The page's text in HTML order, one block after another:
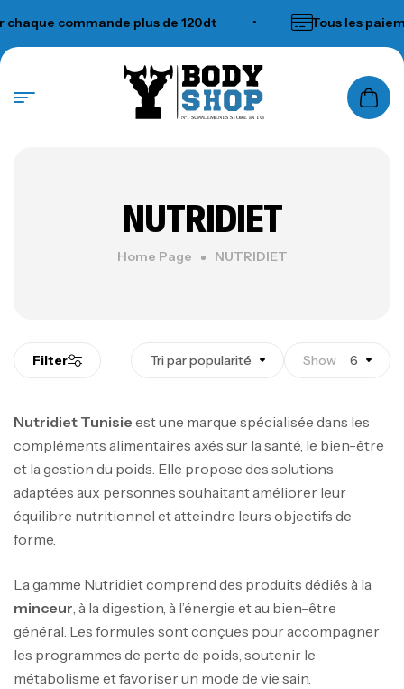
commande plus de 120dt Tous les
N°1 SUPPLEMENTS STORE IN TUNISIA
NUTRIDIET
Home Page NUTRIDIET
Filter Tri par popularité Show 6
Nutridiet Tunisie est une marque spécialisée dans les
compléments alimentaires axés sur la santé, le bien-être
et la gestion du poids. Elle propose des solutions
adaptées aux personnes souhaitant améliorer leur
équilibre nutritionnel et atteindre leurs objectifs de
forme.
La gamme Nutridiet comprend des produits dédiés à la
minceur, à la digestion, à l’énergie et au bien-être
général. Les formules sont conçues pour accompagner
les programmes de perte de poids, soutenir le
métabolisme et favoriser un mode de vie sain.